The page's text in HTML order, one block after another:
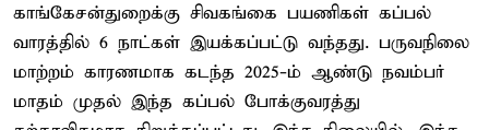
காங்கேசன்துறைக்கு சிவகங்கை பயணிகள் கப்பல்
வாரத்தில் 6 நாட்கள் இயக்கப்பட்டு வந்தது. பருவநிலை
மாற்றம் காரணமாக கடந்த 2025-ம் ஆண்டு நவம்பர்
மாதம் முதல் இந்த கப்பல் போக்குவரத்து